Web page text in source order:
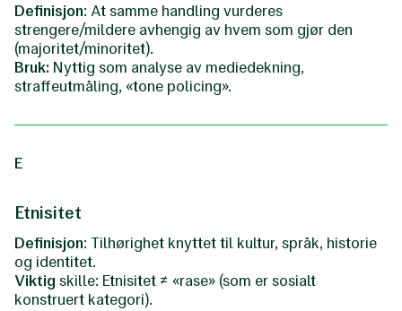
Definisjon: At samme handling vurderes
strengere/mildere avhengig av hvem som gjør den
(majoritet/minoritet).
Bruk: Nyttig som analyse av mediedekning,
straffeutmåling, «tone policing».
E
Etnisitet
Definisjon: Tilhørighet knyttet til kultur, språk, historie
og identitet.
Viktigskille: Etnisitet ≠ «rase» (som er sosialt
konstruert kategori).